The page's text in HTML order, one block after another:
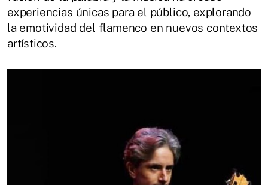
experiencias únicas para el público, explorando
la emotividad del flamenco en nuevos contextos
artísticos.